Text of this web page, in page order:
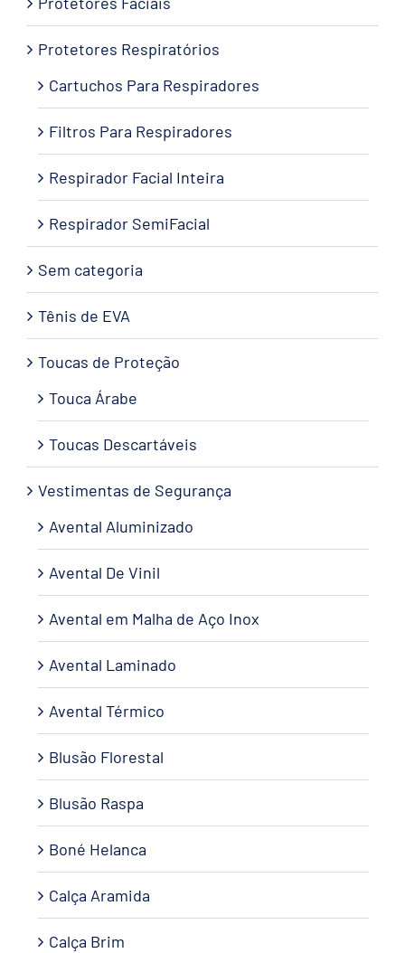
Protetores Respiratórios
Cartuchos Para Respiradores
Filtros Para Respiradores
Respirador Facial Inteira
Respirador SemiFacial
Sem categoria
Tênis de EVA
Toucas de Proteção
Touca Árabe
Toucas Descartáveis
Vestimentas de Segurança
Avental Aluminizado
Avental De Vinil
Avental em Malha de Aço Inox
Avental Laminado
Avental Térmico
Blusão Florestal
Blusão Raspa
Boné Helanca
Calça Aramida
Calça Brim